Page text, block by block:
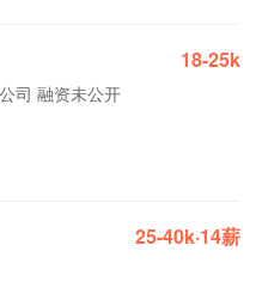
18-25k
司 融资未公开
25-40k·14薪